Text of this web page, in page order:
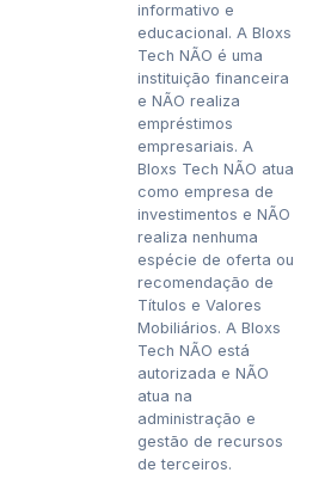
informativo e
educacional. A Bloxs
Tech NÃO é uma
instituição financeira
e NÃO realiza
empréstimos
empresariais. A
Bloxs Tech NÃO atua
como empresa de
investimentos e NÃO
realiza nenhuma
espécie de oferta ou
recomendação de
Títulos e Valores
Mobiliários. A Bloxs
Tech NÃO está
autorizada e NÃO
atua na
administração e
gestão de recursos
de terceiros.